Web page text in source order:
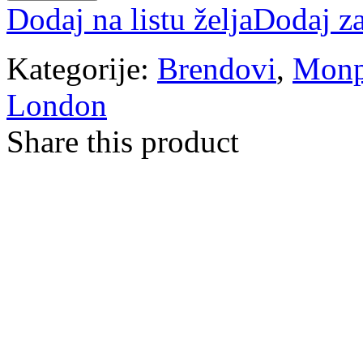
Dodaj na listu željaDodaj
Kategorije: Brendovi,
London
Share this product